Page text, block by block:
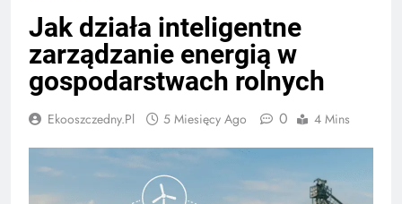
Jak działa inteligentne
zarządzanie energią w
gospodarstwach rolnych
Ekooszczedny.pl 5 Miesięcy Ago 0 4 Mins